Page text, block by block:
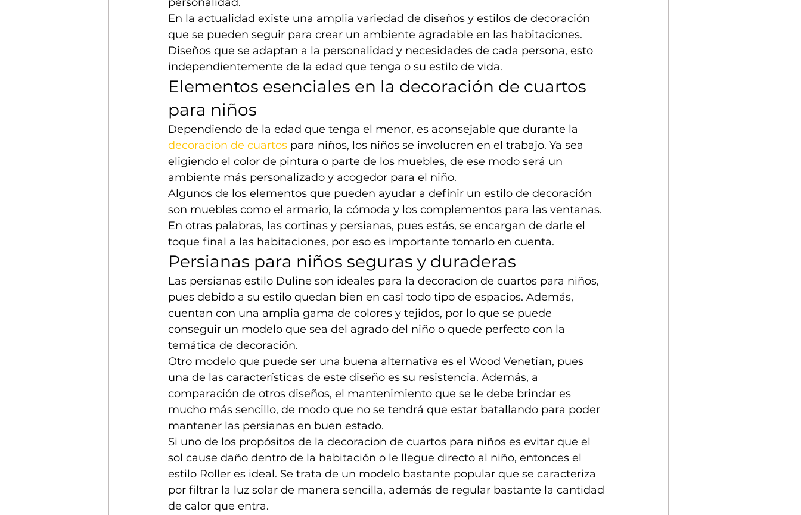
En la actualidad existe una amplia variedad de diseños y estilos de decoración
que se pueden seguir para crear un ambiente agradable en las habitaciones.
Diseños que se adaptan a la personalidad y necesidades de cada persona, esto
independientemente de la edad que tenga o su estilo de vida.
Elementos esenciales en la decoración de cuartos
para niños
Dependiendo de la edad que tenga el menor, es aconsejable que durante la
decoracion de cuartos para niños, los niños se involucren en el trabajo. Ya sea
eligiendo el color de pintura o parte de los muebles, de ese modo será un
ambiente más personalizado y acogedor para el niño.
Algunos de los elementos que pueden ayudar a definir un estilo de decoración
son muebles como el armario, la cómoda y los complementos para las ventanas.
En otras palabras, las cortinas y persianas, pues estás, se encargan de darle el
toque final a las habitaciones, por eso es importante tomarlo en cuenta.
Persianas para niños seguras y duraderas
Las persianas estilo Duline son ideales para la decoracion de cuartos para niños,
pues debido a su estilo quedan bien en casi todo tipo de espacios. Además,
cuentan con una amplia gama de colores y tejidos, por lo que se puede
conseguir un modelo que sea del agrado del niño o quede perfecto con la
temática de decoración.
Otro modelo que puede ser una buena alternativa es el Wood Venetian, pues
una de las características de este diseño es su resistencia. Además, a
comparación de otros diseños, el mantenimiento que se le debe brindar es
mucho más sencillo, de modo que no se tendrá que estar batallando para poder
mantener las persianas en buen estado.
Si uno de los propósitos de la decoracion de cuartos para niños es evitar que el
sol cause daño dentro de la habitación o le llegue directo al niño, entonces el
estilo Roller es ideal. Se trata de un modelo bastante popular que se caracteriza
por filtrar la luz solar de manera sencilla, además de regular bastante la cantidad
de calor que entra.